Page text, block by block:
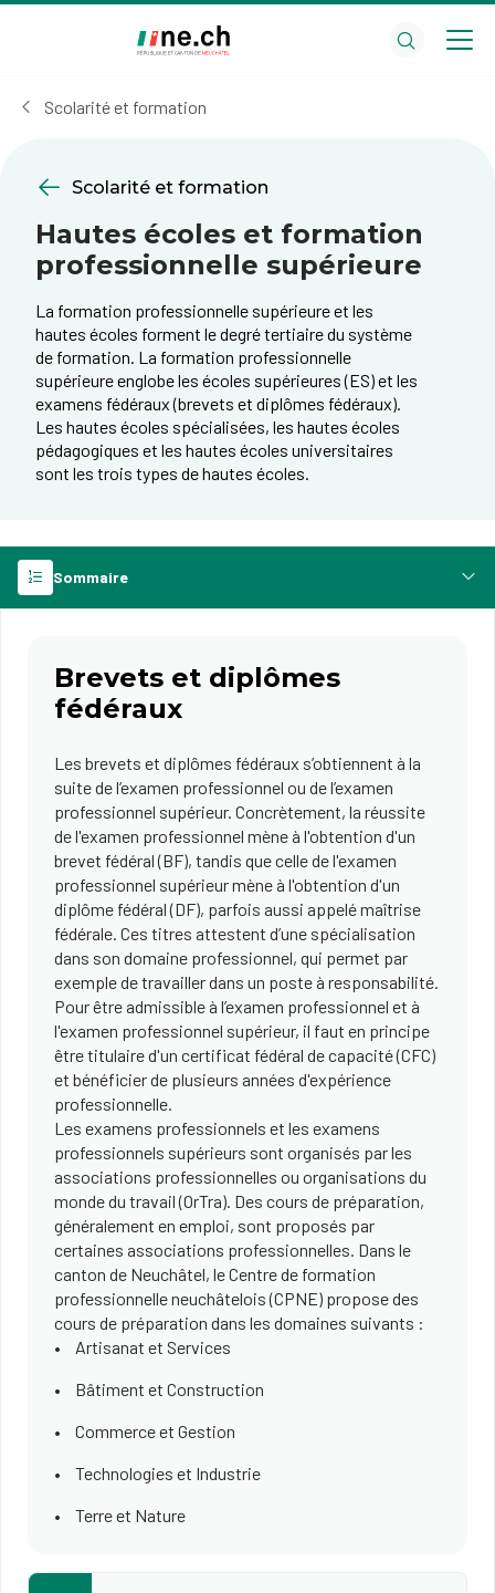
cookies
Scolarité et formation
Scolarité et formation
Hautes écoles et formation
professionnelle supérieure
La formation professionnelle supérieure et les
hautes écoles forment le degré tertiaire du système
de formation. La formation professionnelle
supérieure englobe les écoles supérieures (ES) et les
examens fédéraux (brevets et diplômes fédéraux).
Les hautes écoles spécialisées, les hautes écoles
pédagogiques et les hautes écoles universitaires
sont les trois types de hautes écoles.
Sommaire
Brevets et diplômes
fédéraux
Les brevets et diplômes fédéraux s’obtiennent à la
suite de l’examen professionnel ou de l’examen
professionnel supérieur. Concrètement, la réussite
de l'examen professionnel mène à l'obtention d'un
brevet fédéral (BF), tandis que celle de l'examen
professionnel supérieur mène à l'obtention d'un
diplôme fédéral (DF), parfois aussi appelé maîtrise
fédérale. Ces titres attestent d’une spécialisation
dans son domaine professionnel, qui permet par
exemple de travailler dans un poste à responsabilité.
Pour être admissible à l’examen professionnel et à
l'examen professionnel supérieur, il faut en principe
être titulaire d'un certificat fédéral de capacité (CFC)
et bénéficier de plusieurs années d'expérience
professionnelle.
Les examens professionnels et les examens
professionnels supérieurs sont organisés par les
associations professionnelles ou organisations du
monde du travail (OrTra). Des cours de préparation,
généralement en emploi, sont proposés par
certaines associations professionnelles. Dans le
canton de Neuchâtel, le Centre de formation
professionnelle neuchâtelois (CPNE) propose des
cours de préparation dans les domaines suivants :
Artisanat et Services
Bâtiment et Construction
Commerce et Gestion
Technologies et Industrie
Terre et Nature